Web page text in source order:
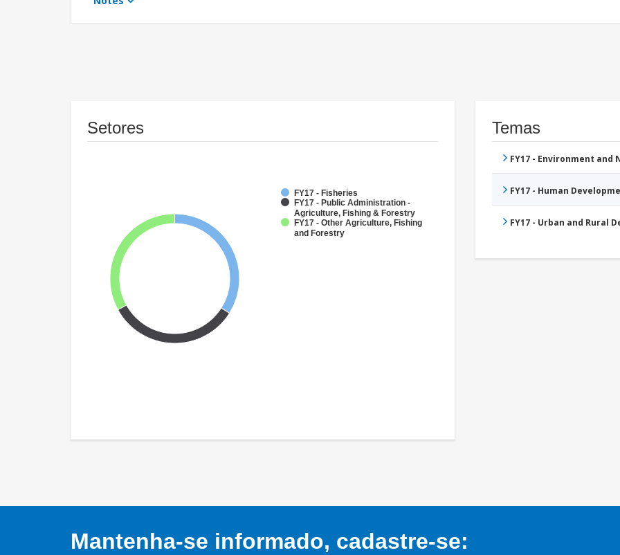
Setores
FY17 - Fisheries
FY17 - Public Administration -
Agriculture, Fishing & Forestry
FY17 - Other Agriculture, Fishing
and Forestry
Temas
FY17 - Environment
FY17 - Human
FY17 - Urban and Rural
Mantenha-se informado, cadastre-se: